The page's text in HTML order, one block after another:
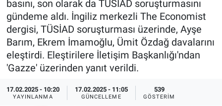
basını, son olarak da TÜSİAD soruşturmasını
gündeme aldı. İngiliz merkezli The Economist
dergisi, TÜSİAD soruşturması üzerinde, Ayşe
Barım, Ekrem İmamoğlu, Ümit Özdağ davalarını
eleştirdi. Eleştirilere İletişim Başkanlığı'ndan
'Gazze' üzerinden yanıt verildi.
17.02.2025 - 10:20
YAYINLANMA
17.02.2025 - 11:05
GÜNCELLEME
539
GÖSTERIM
Ege Saati
Ege'den Esintiler
Eğitim
Eğlence
Yayın Akışı
İletişim
Haber Arşivi